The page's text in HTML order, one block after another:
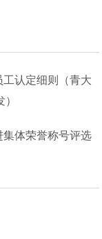
工认定细则（青大
集体荣誉称号评选